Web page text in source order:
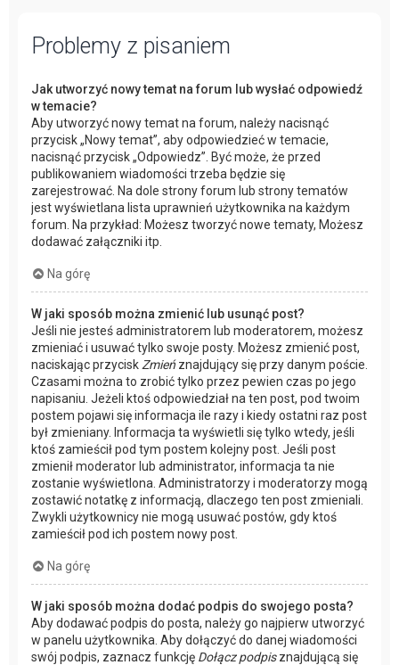
Problemy z pisaniem
Jak utworzyć nowy temat na forum lub wysłać odpowiedź
w temacie?
Aby utworzyć nowy temat na forum, należy nacisnąć
przycisk „Nowy temat”, aby odpowiedzieć w temacie,
nacisnąć przycisk „Odpowiedz”. Być może, że przed
publikowaniem wiadomości trzeba będzie się
zarejestrować. Na dole strony forum lub strony tematów
jest wyświetlana lista uprawnień użytkownika na każdym
forum. Na przykład: Możesz tworzyć nowe tematy, Możesz
dodawać załączniki itp.
Na górę
W jaki sposób można zmienić lub usunąć post?
Jeśli nie jesteś administratorem lub moderatorem, możesz
zmieniać i usuwać tylko swoje posty. Możesz zmienić post,
naciskając przycisk Zmieńznajdujący się przy danym poście.
Czasami można to zrobić tylko przez pewien czas po jego
napisaniu. Jeżeli ktoś odpowiedział na ten post, pod twoim
postem pojawi się informacja ile razy i kiedy ostatni raz post
był zmieniany. Informacja ta wyświetli się tylko wtedy, jeśli
ktoś zamieścił pod tym postem kolejny post. Jeśli post
zmienił moderator lub administrator, informacja ta nie
zostanie wyświetlona. Administratorzy i moderatorzy mogą
zostawić notatkę z informacją, dlaczego ten post zmieniali.
Zwykli użytkownicy nie mogą usuwać postów, gdy ktoś
zamieścił pod ich postem nowy post.
Na górę
W jaki sposób można dodać podpis do swojego posta?
Aby dodawać podpis do posta, należy go najpierw utworzyć
w panelu użytkownika. Aby dołączyć do danej wiadomości
swój podpis, zaznacz funkcję Dołącz podpisznajdującą się